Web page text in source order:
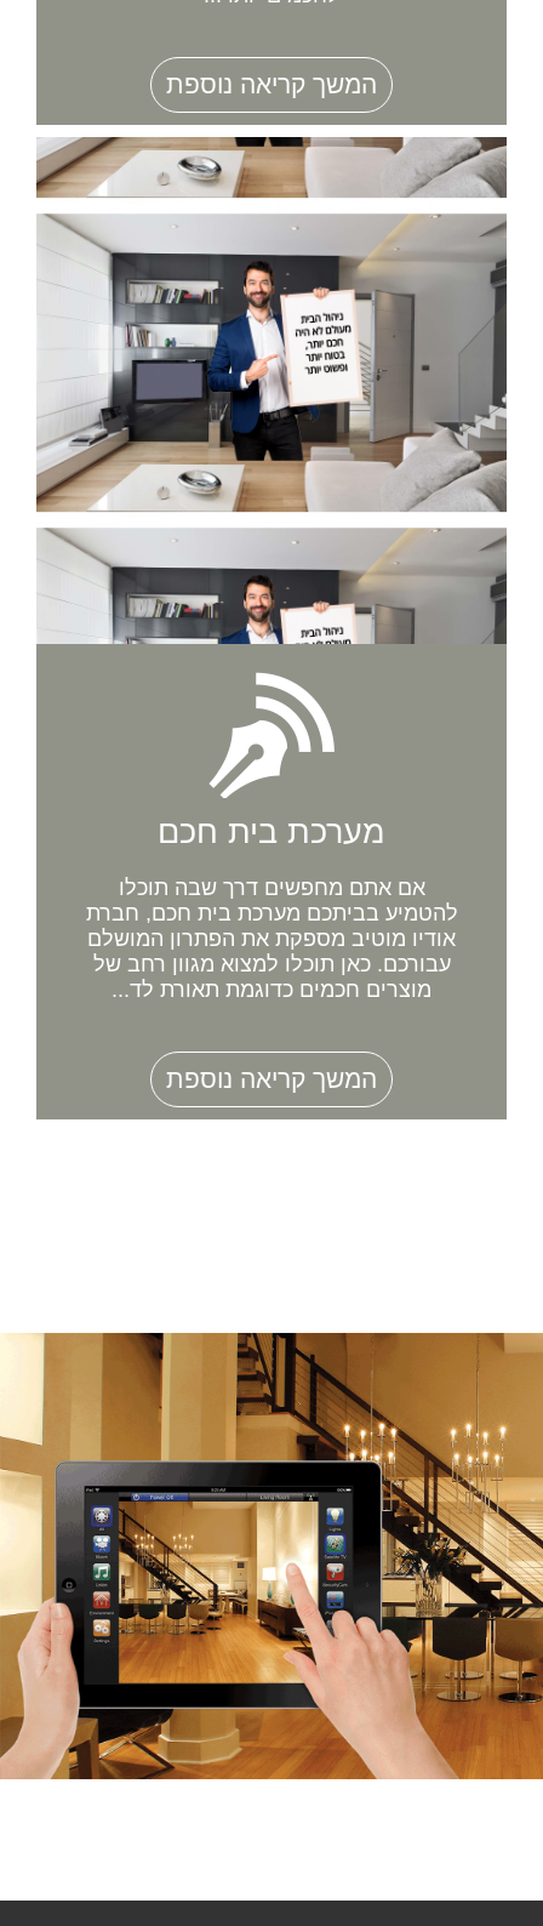
המשך קריאה נוספת
מערכת בית חכם
אם אתם מחפשים דרך שבה תוכלו
להטמיע בביתכם מערכת בית חכם, חברת
אודיו מוטיב מספקת את הפתרון המושלם
עבורכם. כאן תוכלו למצוא מגוון רחב של
מוצרים חכמים כדוגמת תאורת לד...
המשך קריאה נוספת